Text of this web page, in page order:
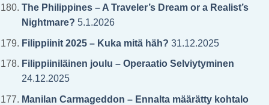
The Philippines – A Traveler’s Dream or a Realist’s
Nightmare? 5.1.2026
Filippiinit 2025 – Kuka mitä häh? 31.12.2025
Filippiiniläinen joulu – Operaatio Selviytyminen
24.12.2025
Manilan Carmageddon – Ennalta määrätty kohtalo